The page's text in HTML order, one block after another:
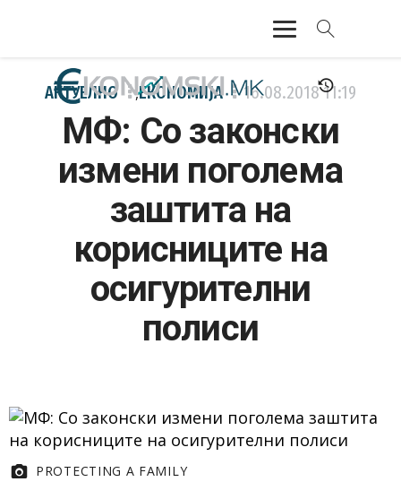
АКТУЕЛНО
ЕКОНОМИЈА
ФИНАНСИИ
БАНКАРСТВО
ЖИВОТ
АКТУЕЛНО ,ЕКОНОМИЈА 16.08.201811:19
МФ: Со законски
измени поголема
заштита на
корисниците на
осигурителни
полиси
PROTECTING A FAMILY